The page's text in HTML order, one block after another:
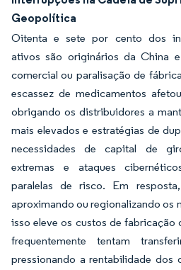
Geopolítica
Oitenta e sete por cento dos
ativos são originários da China
comercial ou paralisação de
escassez de medicamentos
obrigando os distribuidores a
mais elevados e estratégias de
necessidades de capital de
extremas e ataques
paralelas de risco. Em
aproximando ou regionalizando os
isso eleve os custos de fabricação
frequentemente tentam
pressionando a rentabilidade dos